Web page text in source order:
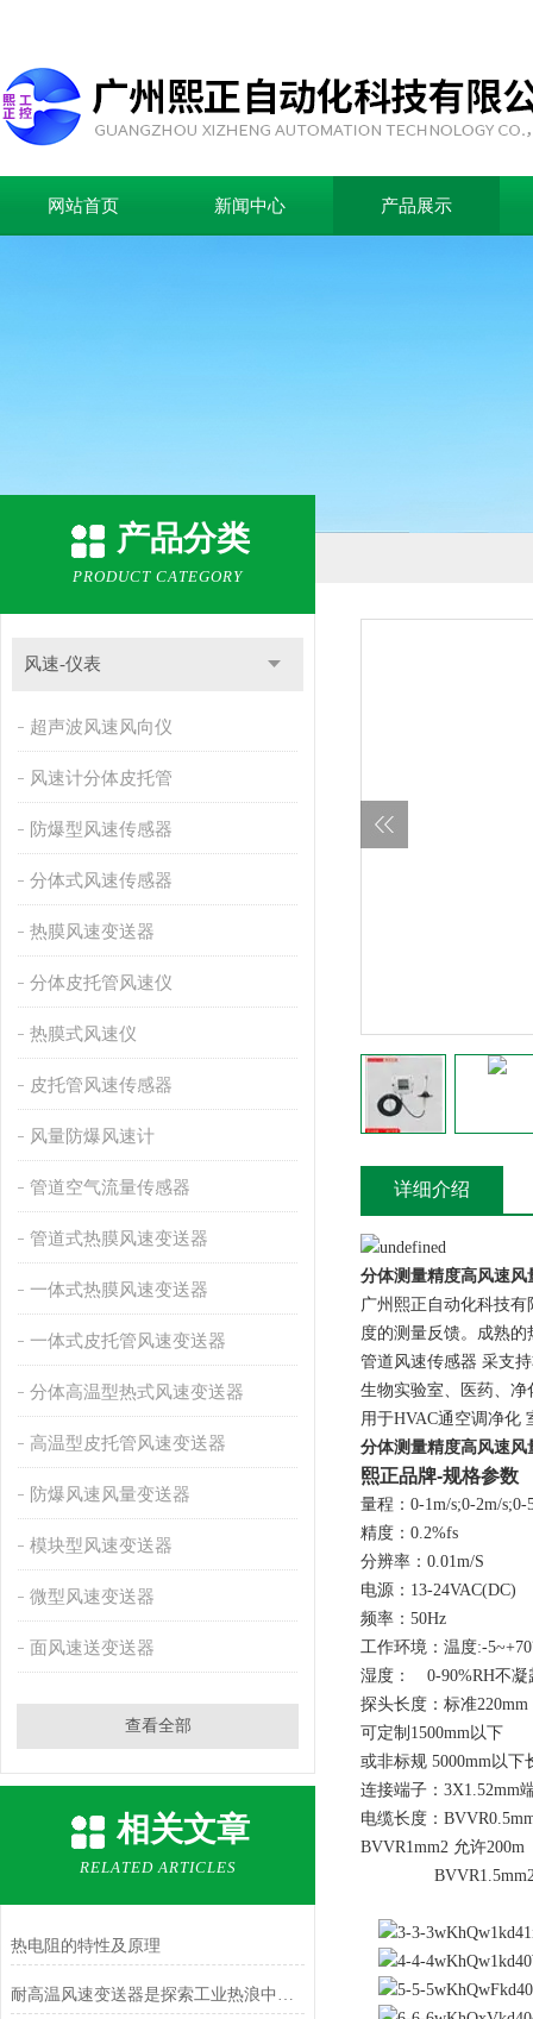
网站首页 新闻中心 产品展示
产品分类
PRODUCT CATEGORY
风速-仪表
超声波风速风向仪
风速计分体皮托管
防爆型风速传感器
分体式风速传感器
热膜风速变送器
分体皮托管风速仪
热膜式风速仪
皮托管风速传感器
风量防爆风速计
管道空气流量传感器
管道式热膜风速变送器
一体式热膜风速变送器
一体式皮托管风速变送器
分体高温型热式风速变送器
高温型皮托管风速变送器
防爆风速风量变送器
模块型风速变送器
微型风速变送器
面风速送变送器
查看全部
相关文章
RELATED ARTICLES
热电阻的特性及原理
耐高温风速变送器是探索工业热浪中的守护者
详细介绍
分体测量精度高风速风
广州熙正自动化科技
度的测量反馈。成熟
管道风速传感器 采支
生物实验室、医药、
用于HVAC通空调净化
分体测量精度高风速风
熙正品牌-规格参数
量程：0-1m/s;0-2m/s;0-
精度：0.2%fs
分辨率：0.01m/S
电源：13-24VAC(DC)
频率：50Hz
工作环境：温度:-
湿度： 0-90%RH不凝
探头长度：标准220mm
可定制1500mm以下
或非标规 5000mm以下
连接端子：3X1.52mm
电缆长度：
BVVR1mm2 允许200m
BVVR1.5mm2